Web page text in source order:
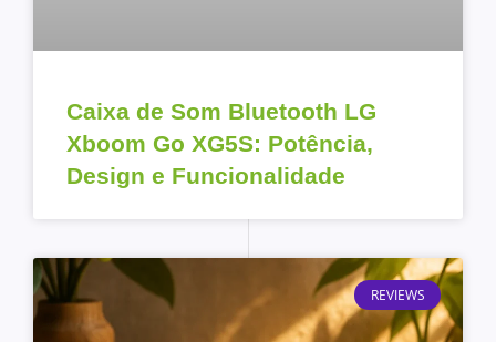
Caixa de Som Bluetooth LG
Xboom Go XG5S: Potência,
Design e Funcionalidade
REVIEWS